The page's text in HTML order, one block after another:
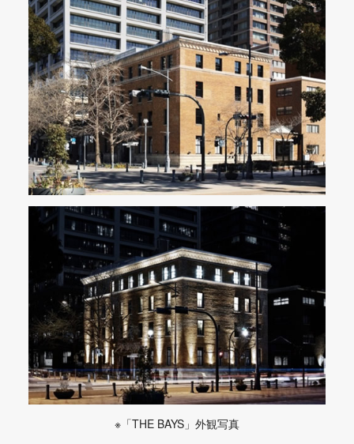
※「THE BAYS」外観写真